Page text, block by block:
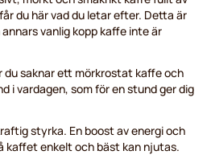
du här vad du letar efter. Detta är
vanlig kopp kaffe inte är
du saknar ett mörkrostat kaffe och
i vardagen, som för en stund ger dig
styrka. En boost av energi och
kaffet enkelt och bäst kan njutas.